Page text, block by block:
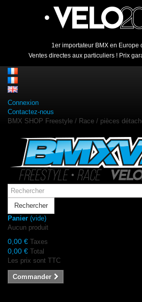
1er importateur BMX en Europe
Ventes directes aux particuliers ! Prix
Connexion
Contactez-nous
BMX SHOP Freestyle / Race / pièces
Rechercher
Panier (vide)
Aucun produit
0,00 € Taxes
0,00 € Total
Les prix sont TTC
Commander